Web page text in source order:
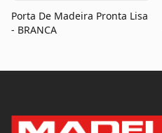
Porta De Madeira Pronta Lisa
- BRANCA